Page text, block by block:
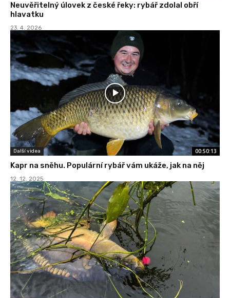
Neuvěřitelný úlovek z české řeky: rybář zdolal obří
hlavatku
23. 4. 2026
Další videa 00:50:13
Kapr na sněhu. Populární rybář vám ukáže, jak na něj
12. 12. 2025